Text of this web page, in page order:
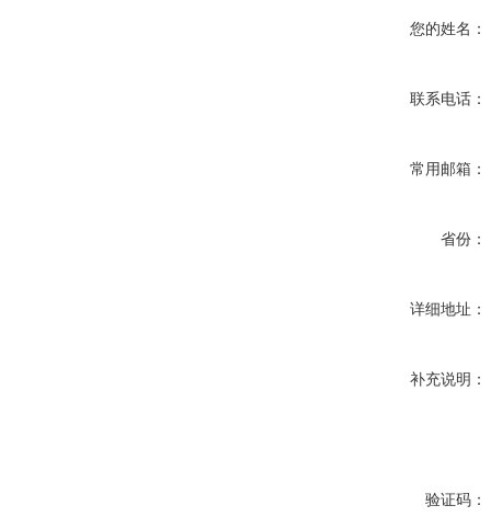
您的姓名：
联系电话：
常用邮箱：
省份：
详细地址：
补充说明：
验证码：